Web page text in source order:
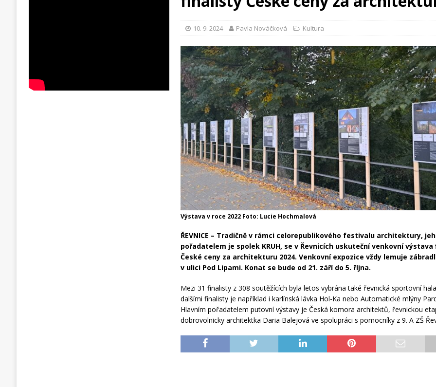
10. 9. 2024 Pavla Nováčková Kultura
Výstava v roce 2022 Foto: Lucie Hochmalová
ŘEVNICE – Tradičně v rámci celorepublikového festivalu architektury,
pořadatelem je spolek KRUH, se v Řevnicích uskuteční venkovní
České ceny za architekturu 2024. Venkovní expozice vždy lemuje
v ulici Pod Lipami. Konat se bude od 21. září do 5. října.
Mezi 31 finalisty z 308 soutěžících byla letos vybrána také řevnická sportovní
dalšími finalisty je například i karlínská lávka Hol-Ka nebo Automatické mlýny
Hlavním pořadatelem putovní výstavy je Česká komora architektů, řevnickou
dobrovolnicky architektka Daria Balejová ve spolupráci s pomocníky z 9. A ZŠ